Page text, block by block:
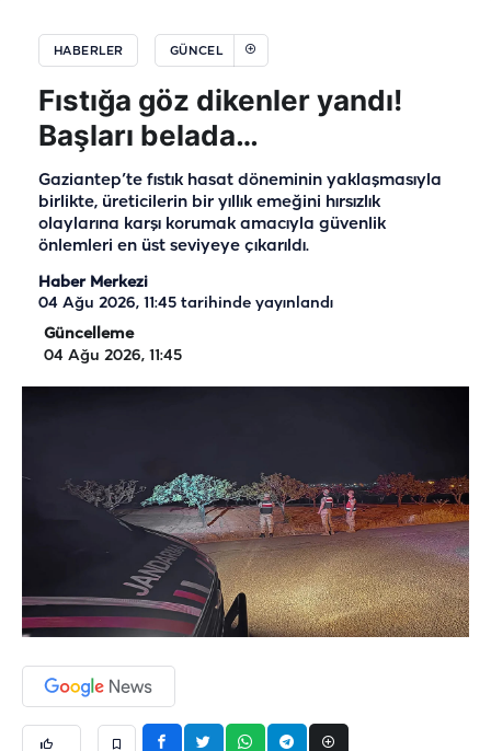
HABERLER GÜNCEL
Fıstığa göz dikenler yandı!
Başları belada…
Gaziantep’te fıstık hasat döneminin yaklaşmasıyla
birlikte, üreticilerin bir yıllık emeğini hırsızlık
olaylarına karşı korumak amacıyla güvenlik
önlemleri en üst seviyeye çıkarıldı.
Haber Merkezi
04 Ağu 2026, 11:45 tarihinde yayınlandı
Güncelleme
04 Ağu 2026, 11:45